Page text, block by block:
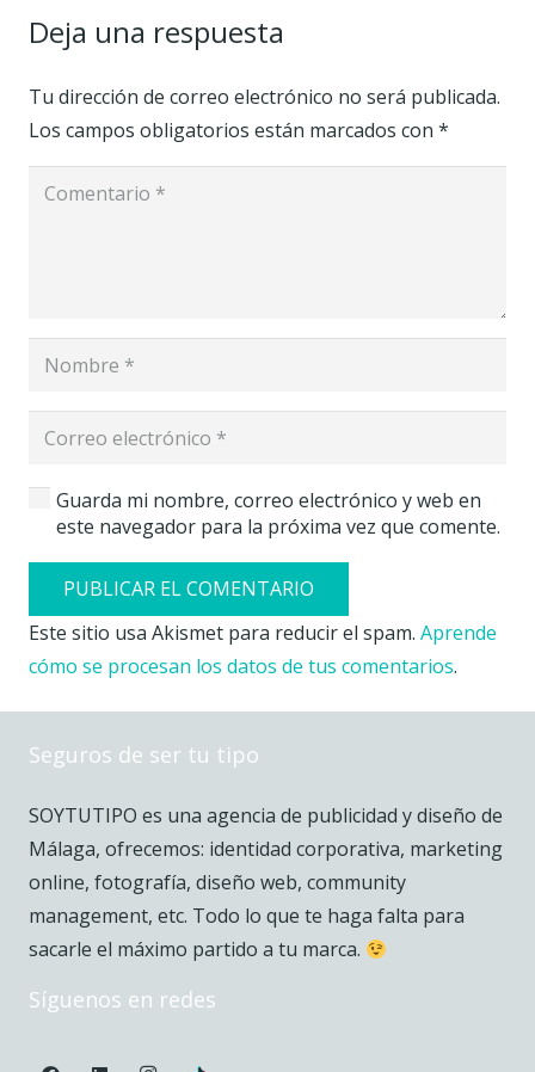
Deja una respuesta
Tu dirección de correo electrónico no será publicada.
Los campos obligatorios están marcados con *
Guarda mi nombre, correo electrónico y web en
este navegador para la próxima vez que comente.
PUBLICAR EL COMENTARIO
Este sitio usa Akismet para reducir el spam. Aprende
cómo se procesan los datos de tus comentarios.
Seguros de ser tu tipo
SOYTUTIPO es una agencia de publicidad y diseño de
Málaga, ofrecemos: identidad corporativa, marketing
online, fotografía, diseño web, community
management, etc. Todo lo que te haga falta para
sacarle el máximo partido a tu marca.
Síguenos en redes